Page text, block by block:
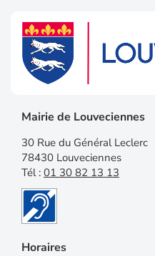
Mairie de Louveciennes
30 Rue du Général Leclerc
78430 Louveciennes
Tél : 01 30 82 13 13
Horaires